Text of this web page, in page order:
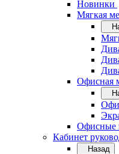
Новинки
Мягкая
Офисная
Офисные
Кабинет
Назад